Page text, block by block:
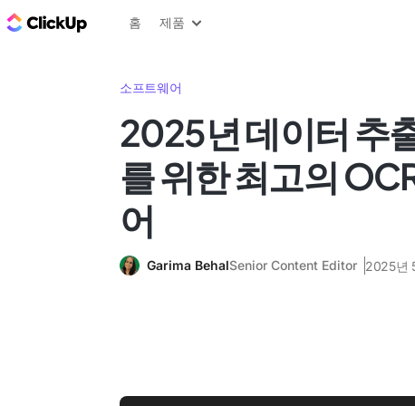
ClickUp 블로그
홈 제품
소프트웨어
2025년 데이터 추
를 위한 최고의
어
Garima BehalSenior Content Editor 2025년